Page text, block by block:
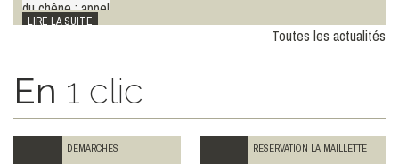
LIRE LA SUITE
Toutes les actualités
En 1 clic
DÉMARCHES
RÉSERVATION LA MAILLETTE